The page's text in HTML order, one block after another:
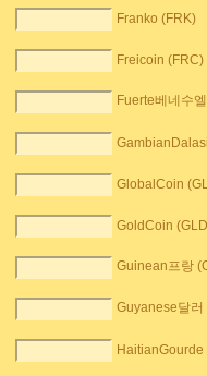
Franko (FRK)
Freicoin (FRC)
Fuerte베네수
GlobalCoin
GoldCoin
Guinean프랑
Guyanese달러
HaitianGourde